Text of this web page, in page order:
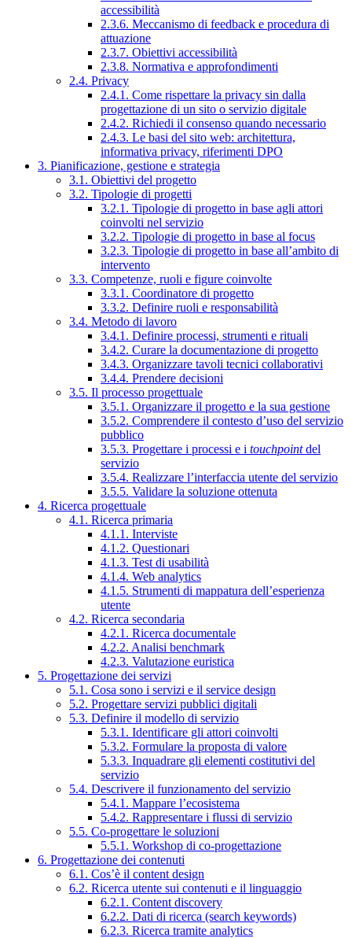
accessibilità
2.3.6. Meccanismo di feedback e procedura di
attuazione
2.3.7. Obiettivi accessibilità
2.3.8. Normativa e approfondimenti
2.4. Privacy
2.4.1. Come rispettare la privacy sin dalla
progettazione di un sito o servizio digitale
2.4.2. Richiedi il consenso quando necessario
2.4.3. Le basi del sito web: architettura,
informativa privacy, riferimenti DPO
3. Pianificazione, gestione e strategia
3.1. Obiettivi del progetto
3.2. Tipologie di progetti
3.2.1. Tipologie di progetto in base agli attori
coinvolti nel servizio
3.2.2. Tipologie di progetto in base al focus
3.2.3. Tipologie di progetto in base all’ambito di
intervento
3.3. Competenze, ruoli e figure coinvolte
3.3.1. Coordinatore di progetto
3.3.2. Definire ruoli e responsabilità
3.4. Metodo di lavoro
3.4.1. Definire processi, strumenti e rituali
3.4.2. Curare la documentazione di progetto
3.4.3. Organizzare tavoli tecnici collaborativi
3.4.4. Prendere decisioni
3.5. Il processo progettuale
3.5.1. Organizzare il progetto e la sua gestione
3.5.2. Comprendere il contesto d’uso del servizio
pubblico
3.5.3. Progettare i processi e i touchpointdel
servizio
3.5.4. Realizzare l’interfaccia utente del servizio
3.5.5. Validare la soluzione ottenuta
4. Ricerca progettuale
4.1. Ricerca primaria
4.1.1. Interviste
4.1.2. Questionari
4.1.3. Test di usabilità
4.1.4. Web analytics
4.1.5. Strumenti di mappatura dell’esperienza
utente
4.2. Ricerca secondaria
4.2.1. Ricerca documentale
4.2.2. Analisi benchmark
4.2.3. Valutazione euristica
5. Progettazione dei servizi
5.1. Cosa sono i servizi e il service design
5.2. Progettare servizi pubblici digitali
5.3. Definire il modello di servizio
5.3.1. Identificare gli attori coinvolti
5.3.2. Formulare la proposta di valore
5.3.3. Inquadrare gli elementi costitutivi del
servizio
5.4. Descrivere il funzionamento del servizio
5.4.1. Mappare l’ecosistema
5.4.2. Rappresentare i flussi di servizio
5.5. Co-progettare le soluzioni
5.5.1. Workshop di co-progettazione
6. Progettazione dei contenuti
6.1. Cos’è il content design
6.2. Ricerca utente sui contenuti e il linguaggio
6.2.1. Content discovery
6.2.2. Dati di ricerca (search keywords)
6.2.3. Ricerca tramite analytics